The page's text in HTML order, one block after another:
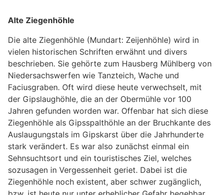
Alte Ziegenhöhle
Die alte Ziegenhöhle (Mundart: Zeijenhöhle) wird in
vielen historischen Schriften erwähnt und divers
beschrieben. Sie gehörte zum Hausberg Mühlberg von
Niedersachswerfen wie Tanzteich, Wache und
Faciusgraben. Oft wird diese heute verwechselt, mit
der Gipslaughöhle, die an der Obermühle vor 100
Jahren gefunden worden war. Offenbar hat sich diese
Ziegenhöhle als Gipsspalthöhle an der Bruchkante des
Auslaugungstals im Gipskarst über die Jahrhunderte
stark verändert. Es war also zunächst einmal ein
Sehnsuchtsort und ein touristisches Ziel, welches
sozusagen in Vergessenheit geriet. Dabei ist die
Ziegenhöhle noch existent, aber schwer zugänglich,